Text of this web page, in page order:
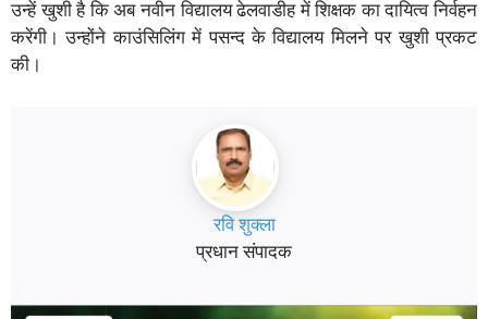
उन्हें खुशी है कि अब नवीन विद्यालय ढेलवाडीह में शिक्षक का दायित्व निर्वहन
करेंगी। उन्होंने काउंसिलिंग में पसन्द के विद्यालय मिलने पर खुशी प्रकट
की।
रवि शुक्ला
प्रधान संपादक